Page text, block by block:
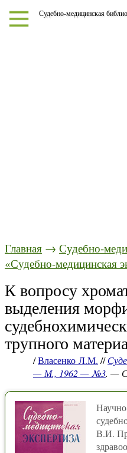
Судебно-медицинская
Главная → Судебно-
«Судебно-медицинская
К вопросу
выделения
трупного
/Власенко Л.М. //
— М., 1962 — №3. —
В.И.